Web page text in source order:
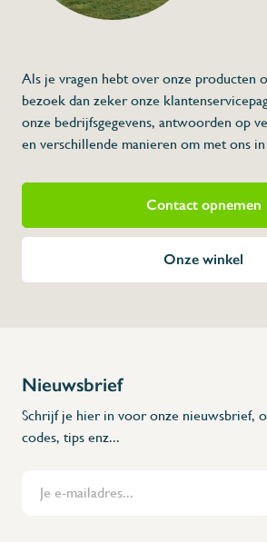
Flanders Inox | Karperstraat 6, 8400
Als je vragen hebt over onze producten
bezoek dan zeker onze
onze bedrijfsgegevens, antwoorden op
en verschillende manieren om met ons
Contact opnemen
Onze winkel
Nieuwsbrief
Schrijf je hier in voor onze nieuwsbrief,
codes, tips enz...